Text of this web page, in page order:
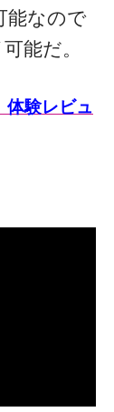
能なので
能だ。
体験レビュ